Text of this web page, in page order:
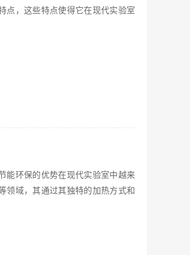
点，这些特点使得它在现代实验室
能环保的优势在现代实验室中越来
领域，其通过其独特的加热方式和